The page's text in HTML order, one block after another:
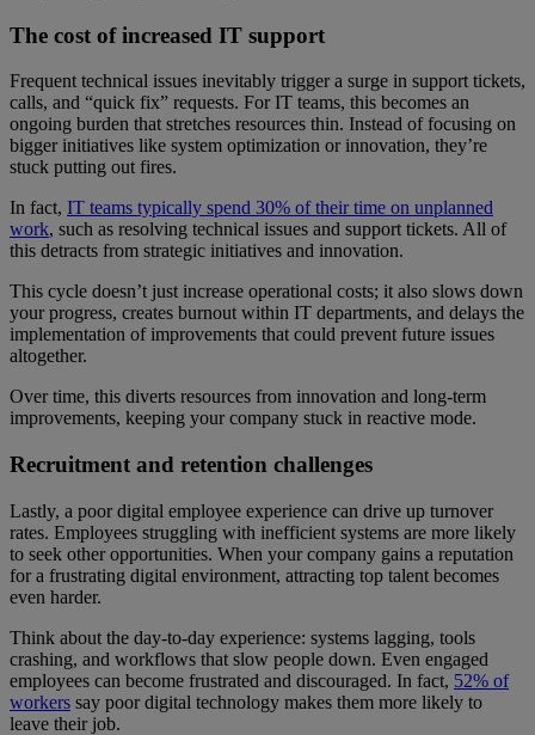
The cost of increased IT support
Frequent technical issues inevitably trigger a surge in support tickets,
calls, and “quick fix” requests. For IT teams, this becomes an
ongoing burden that stretches resources thin. Instead of focusing on
bigger initiatives like system optimization or innovation, they’re
stuck putting out fires.
In fact, IT teams typically spend 30% of their time on unplanned
work, such as resolving technical issues and support tickets. All of
this detracts from strategic initiatives and innovation.
This cycle doesn’t just increase operational costs; it also slows down
your progress, creates burnout within IT departments, and delays the
implementation of improvements that could prevent future issues
altogether.
Over time, this diverts resources from innovation and long-term
improvements, keeping your company stuck in reactive mode.
Recruitment and retention challenges
Lastly, a poor digital employee experience can drive up turnover
rates. Employees struggling with inefficient systems are more likely
to seek other opportunities. When your company gains a reputation
for a frustrating digital environment, attracting top talent becomes
even harder.
Think about the day-to-day experience: systems lagging, tools
crashing, and workflows that slow people down. Even engaged
employees can become frustrated and discouraged. In fact, 52% of
workers say poor digital technology makes them more likely to
leave their job.